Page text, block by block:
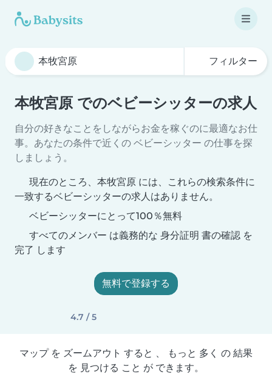
フィルター
本牧宮原 でのベビーシッターの求人
自分の好きなことをしながらお金を稼ぐのに最適なお仕
事。あなたの条件で近くの ベビーシッター の仕事を探
しましょう。
現在のところ、本牧宮原 には、これらの検索条件に
一致するベビーシッターの求人はありません。
ベビーシッターにとって100％無料
すべてのメンバー は義務的な 身分証明 書の確認 を
完了 します
無料で登録する
4.7 / 5
マップ を ズームアウト すると 、 もっと 多く の 結果
を 見つける こと が できます。